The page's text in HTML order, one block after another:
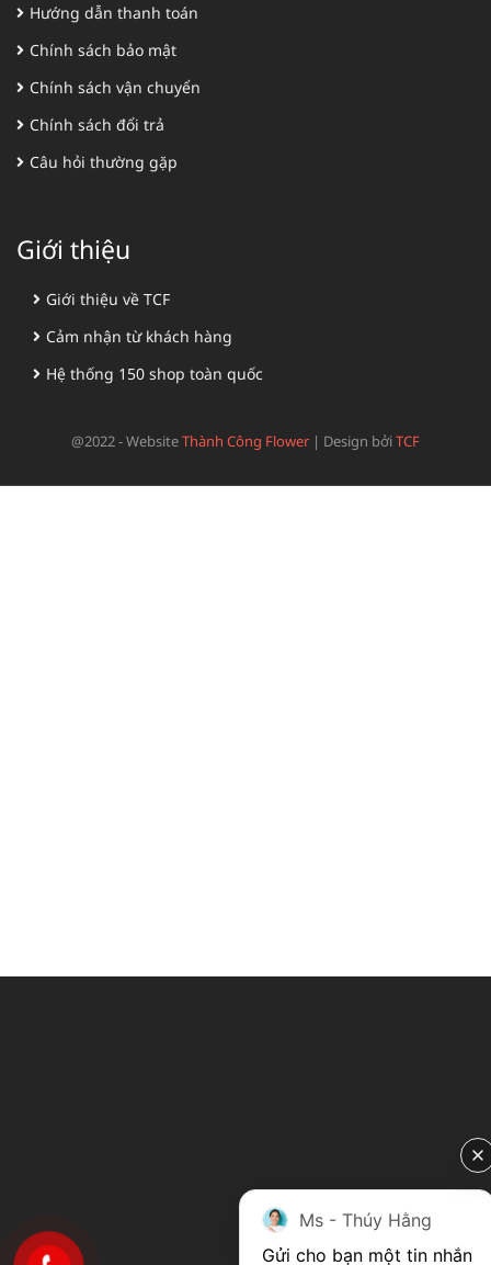
Hướng dẫn thanh toán
Chính sách bảo mật
Chính sách vận chuyển
Chính sách đổi trả
Câu hỏi thường gặp
Giới thiệu
Giới thiệu về TCF
Cảm nhận từ khách hàng
Hệ thống 150 shop toàn quốc
@2022 - WebsiteThành Công Flower | Design bởiTCF
Ms - Thúy Hằng
Gửi cho bạn một tin nhắn